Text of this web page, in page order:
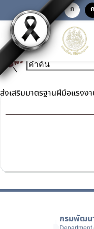
ก ก
หน้าแรก>ส่งเสริมมาตรฐาน
ส่งเสริมมาตรฐานฝีมือแรงง
กรมพัฒน